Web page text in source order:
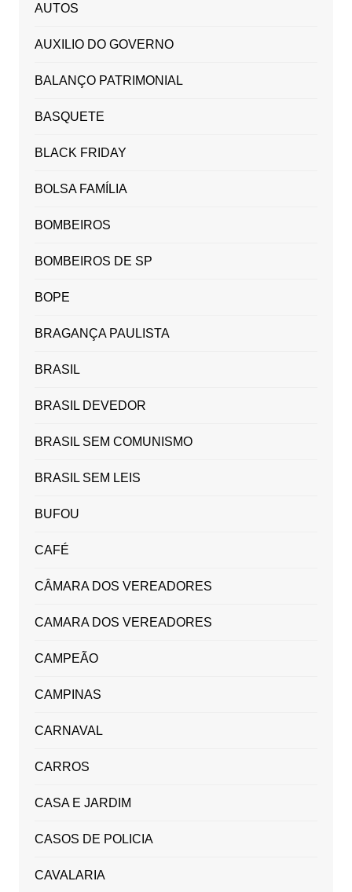
AUTOS
AUXILIO DO GOVERNO
BALANÇO PATRIMONIAL
BASQUETE
BLACK FRIDAY
BOLSA FAMÍLIA
BOMBEIROS
BOMBEIROS DE SP
BOPE
BRAGANÇA PAULISTA
BRASIL
BRASIL DEVEDOR
BRASIL SEM COMUNISMO
BRASIL SEM LEIS
BUFOU
CAFÉ
CÂMARA DOS VEREADORES
CAMARA DOS VEREADORES
CAMPEÃO
CAMPINAS
CARNAVAL
CARROS
CASA E JARDIM
CASOS DE POLICIA
CAVALARIA